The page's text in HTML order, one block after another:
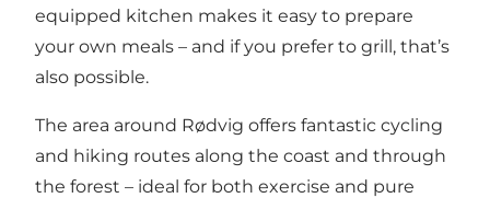
equipped kitchen makes it easy to prepare
your own meals – and if you prefer to grill, that’s
also possible.
The area around Rødvig offers fantastic cycling
and hiking routes along the coast and through
the forest – ideal for both exercise and pure